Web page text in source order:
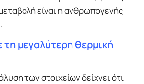
είναι η ανθρωπογενής
τη μεγαλύτερη θερμική
των στοιχείων δείχνει ότι